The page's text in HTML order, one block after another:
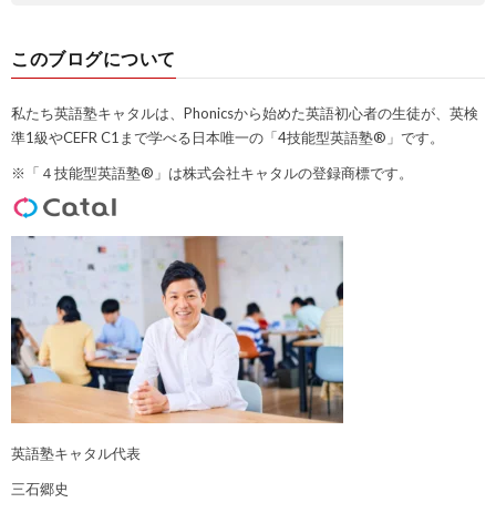
このブログについて
私たち英語塾キャタルは、Phonicsから始めた英語初心者の生徒が、英検
準1級やCEFR C1まで学べる日本唯一の「4技能型英語塾®」です。
※「４技能型英語塾®」は株式会社キャタルの登録商標です。
英語塾キャタル代表
三石郷史